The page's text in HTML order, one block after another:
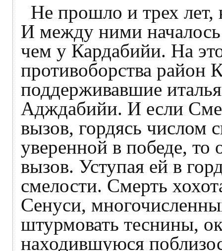
Не прошло и трех лет,
И между ними началось
чем у Кардабийи. На
противоборства район
поддерживавшие
Адждабийи. И если
вызов, гордясь числом
уверенной в победе, то
вызов. Уступая ей в
смелости. Смерть
Сенуси,
штурмовать теснины,
находившуюся